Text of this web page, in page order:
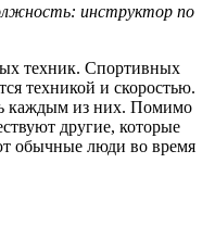
инструктор по
техник. Спортивных
техникой и скоростью.
каждым из них. Помимо
другие, которые
обычные люди во время